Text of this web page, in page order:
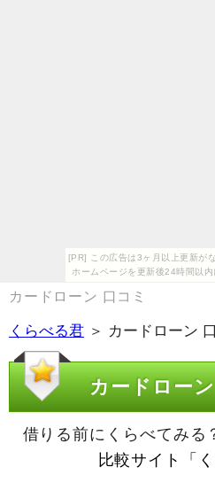
[PR] この広告は3ヶ月以上更新が
ホームページを更新後24時間以内
カードローン 口コミ
くらべる君 ＞ カードローン
カードロー
借りる前にくらべてみる
比較サイト「